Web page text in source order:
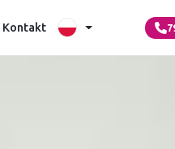
Kontakt